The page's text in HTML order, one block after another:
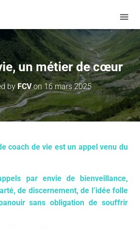
un métier de cœur
byFCVon16 mars 2025
coach de vie est un appel venu du
par envie de bienveillance,
de discernement, de l’idée folle
sans obligation de souffrir